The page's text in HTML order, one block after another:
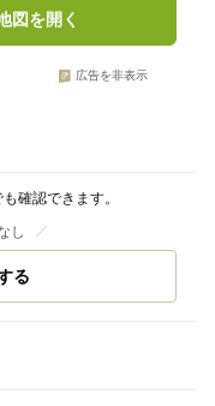
図を開く
広告を非表示
確認できます。
し
る